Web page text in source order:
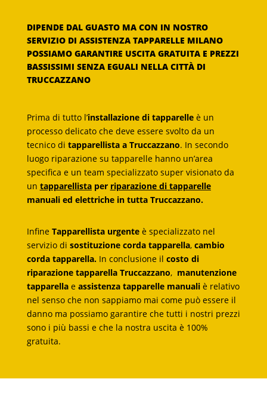
DIPENDE DAL GUASTO MA CON IN NOSTRO
SERVIZIO DI ASSISTENZA TAPPARELLE MILANO
POSSIAMO GARANTIRE USCITA GRATUITA E PREZZI
BASSISSIMI SENZA EGUALI NELLA CITTÀ DI
TRUCCAZZANO
Prima di tutto l’installazione di tapparelle è un
processo delicato che deve essere svolto da un
tecnico di tapparellista a Truccazzano. In secondo
luogo riparazione su tapparelle hanno un’area
specifica e un team specializzato super visionato da
un tapparellistaper riparazione di tapparelle
manuali ed elettriche in tutta Truccazzano.
Infine Tapparellista urgenteè specializzato nel
servizio di sostituzione corda tapparella, cambio
corda tapparella. In conclusione il costo di
riparazione tapparella Truccazzano, manutenzione
tapparellae assistenza tapparelle manuali è relativo
nel senso che non sappiamo mai come può essere il
danno ma possiamo garantire che tutti i nostri prezzi
sono i più bassi e che la nostra uscita è 100%
gratuita.